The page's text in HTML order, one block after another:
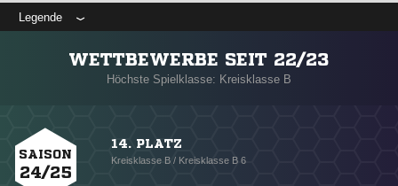
Legende
WETTBEWERBE SEIT 22/23
Höchste Spielklasse: Kreisklasse B
SAISON
24/25
14. PLATZ
Kreisklasse B / Kreisklasse B 6